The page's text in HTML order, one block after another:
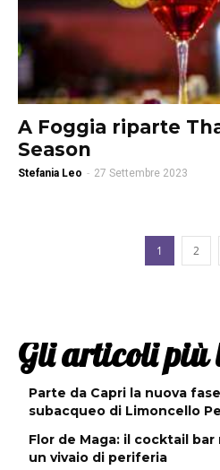
A Foggia riparte
Season
Stefania Leo - 27 Settembre 2023
1 2
Gli articoli più
Parte da Capri la nuova
subacqueo di Limoncello
Flor de Maga: il cocktail
un vivaio di periferia